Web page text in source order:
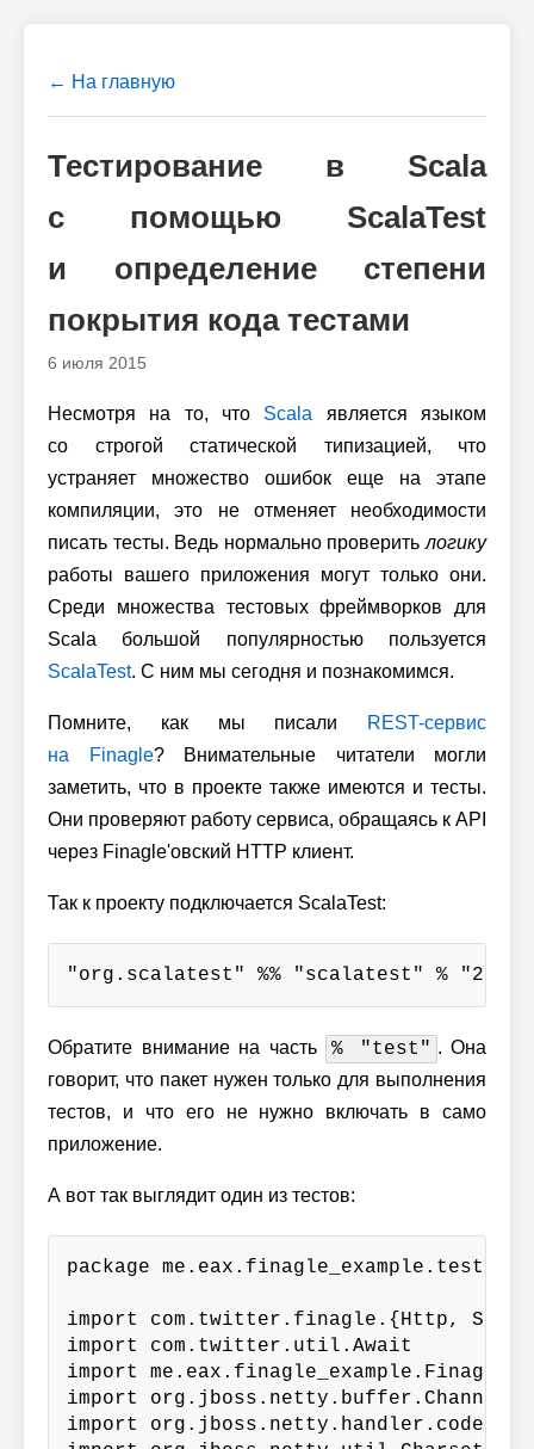
← На главную
Тестирование в Scala
с помощью ScalaTest
и определение степени
покрытия кода тестами
6 июля 2015
Несмотря на то, что Scala является языком
со строгой статической типизацией, что
устраняет множество ошибок еще на этапе
компиляции, это не отменяет необходимости
писать тесты. Ведь нормально проверить логику
работы вашего приложения могут только они.
Среди множества тестовых фреймворков для
Scala большой популярностью пользуется
ScalaTest. С ним мы сегодня и познакомимся.
Помните, как мы писали
REST-сервис
на Finagle? Внимательные читатели могли
заметить, что в проекте также имеются и тесты.
Они проверяют работу сервиса, обращаясь к API
через Finagle'овский HTTP клиент.
Так к проекту подключается ScalaTest:
"org.scalatest" %% "scalatest" %
Обратите внимание на часть % "test" . Она
говорит, что пакет нужен только для выполнения
тестов, и что его не нужно включать в само
приложение.
А вот так выглядит один из тестов:
package me.eax.finagle_example.tests
import com.twitter.finagle.{Http,
import com.twitter.util.Await
import
import
import